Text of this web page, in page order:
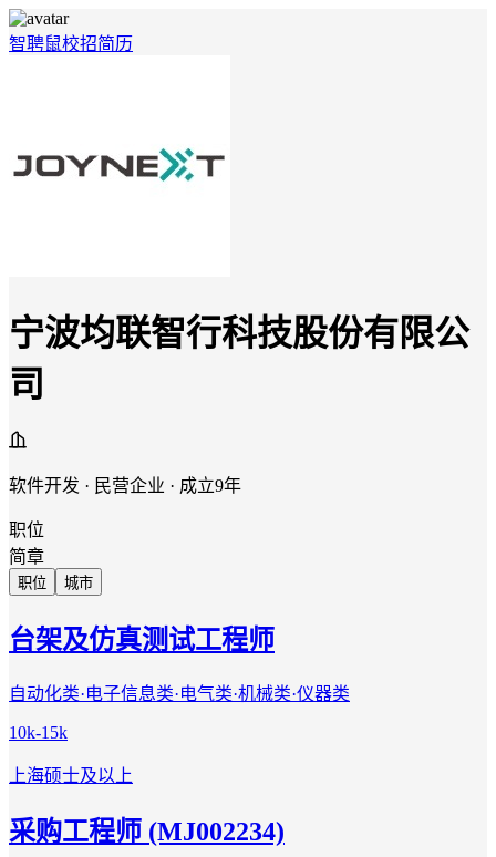
智聘鼠校招简历
宁波均联智行科技股份有限公
司
软件开发 · 民营企业 · 成立9年
职位
简章
职位 城市
台架及仿真测试工程师
自动化类·电子信息类·电气类·机械类·仪器类
10k-15k
上海硕士及以上
采购工程师 (MJ002234)